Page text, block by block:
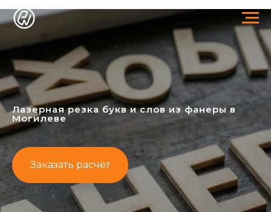
Лазерная резка букв и слов из фанеры в
Могилеве
Заказать расчет